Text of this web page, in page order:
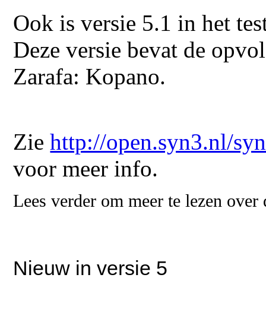
Ook is versie 5.1 in het
Deze versie bevat de
Zarafa: Kopano.
Ziehttp://open.syn3.nl/
voor meer info.
Lees verder om meer te lezen
Nieuw in versie 5